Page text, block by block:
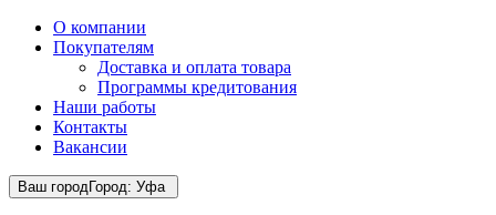
О компании
Покупателям
Доставка и оплата товара
Программы кредитования
Наши работы
Контакты
Вакансии
Ваш городГород: Уфа